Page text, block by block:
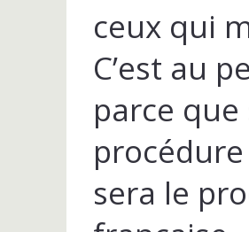
ceux qui
C’est au
parce
sera le